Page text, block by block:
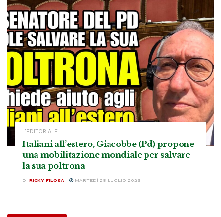
L’EDITORIALE
Italiani all’estero, Giacobbe (Pd) propone
una mobilitazione mondiale per salvare
la sua poltrona
DI RICKY FILOSA MARTEDÌ 28 LUGLIO 2026